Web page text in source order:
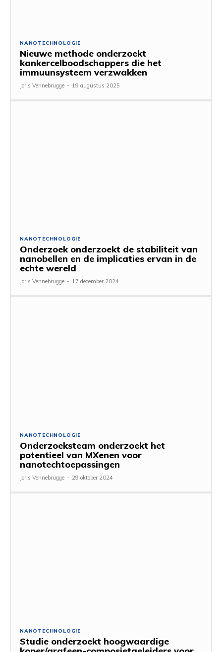
NANOTECHNOLOGIE
Nieuwe methode onderzoekt
kankercelboodschappers die het
immuunsysteem verzwakken
Joris Vennebrugge - 19 augustus 2025
NANOTECHNOLOGIE
Onderzoek onderzoekt de stabiliteit van
nanobellen en de implicaties ervan in de
echte wereld
Joris Vennebrugge - 17 december 2024
NANOTECHNOLOGIE
Onderzoeksteam onderzoekt het
potentieel van MXenen voor
nanotechtoepassingen
Joris Vennebrugge - 29 oktober 2024
NANOTECHNOLOGIE
Studie onderzoekt hoogwaardige